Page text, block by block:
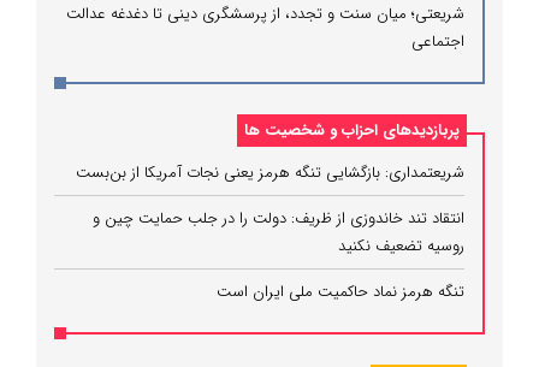
شریعتی؛ میان سنت و تجدد، از پرسشگری دینی تا دغدغه عدالت
اجتماعی
پربازدیدهای احزاب و شخصیت ها
شریعتمداری: بازگشایی تنگه هرمز یعنی نجات آمریکا از بن‌بست
انتقاد تند خاندوزی از ظریف: دولت را در جلب حمایت چین و
روسیه تضعیف نکنید
تنگه هرمز نماد حاکمیت ملی ایران است